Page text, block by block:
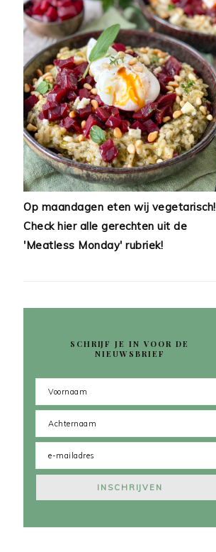
Op maandagen eten wij vegetarisch!
Check hier alle gerechten uit de
'Meatless Monday' rubriek!
SCHRIJF JE IN VOOR DE
NIEUWSBRIEF